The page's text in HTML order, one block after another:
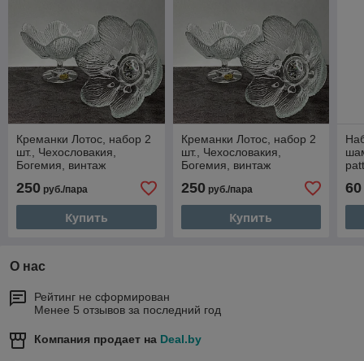
Креманки Лотос, набор 2
шт., Чехословакия,
Богемия, винтаж
250 руб./пара
Купить
Креманки Лотос, набор 2
шт., Чехословакия,
Богемия, винтаж
250руб./пара
Купить
60
О нас
Рейтинг не сформирован
Менее 5 отзывов за последний год
Компания продает на Deal.by